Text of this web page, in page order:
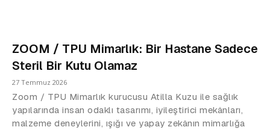
ZOOM / TPU Mimarlık: Bir Hastane Sadece
Steril Bir Kutu Olamaz
27 Temmuz 2026
Zoom / TPU Mimarlık kurucusu Atilla Kuzu ile sağlık
yapılarında insan odaklı tasarımı, iyileştirici mekânları,
malzeme deneylerini, ışığı ve yapay zekânın mimarlığa